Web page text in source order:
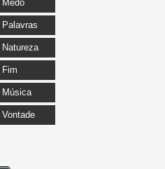
Medo
Palavras
Natureza
Fim
Música
Vontade